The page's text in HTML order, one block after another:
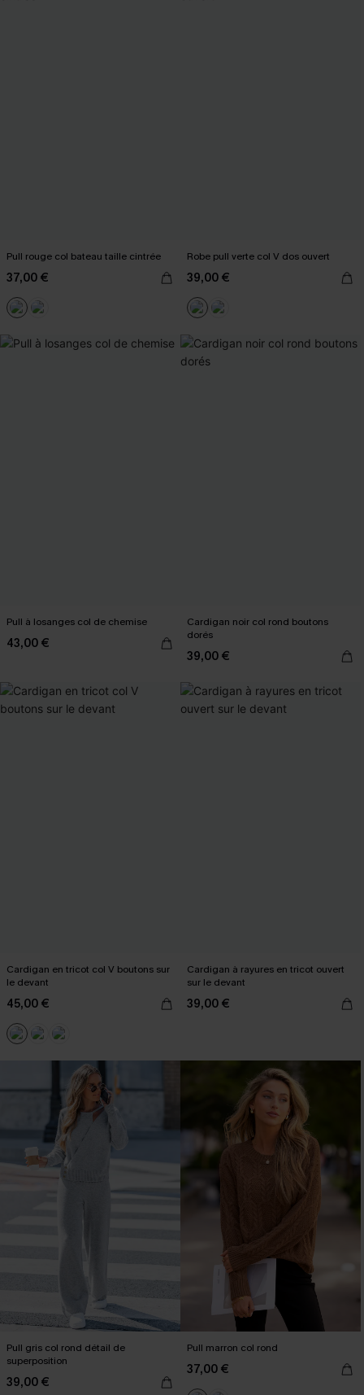
Pull rouge col bateau taille cintrée
37,00 €
Robe pull verte col V dos ouvert
39,00 €
Pull à losanges col de chemise
43,00 €
Cardigan noir col rond boutons
dorés
39,00 €
Cardigan en tricot col V boutons sur
le devant
45,00 €
Cardigan à rayures en tricot ouvert
sur le devant
39,00 €
Pull gris col rond détail de
superposition
39,00 €
Pull marron col rond
37,00 €